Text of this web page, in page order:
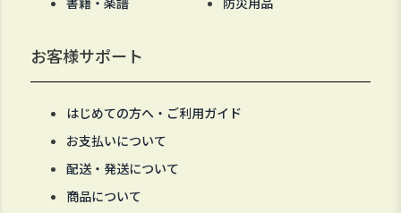
お客様サポート
はじめての方へ・ご利用ガイド
お支払いについて
配送・発送について
商品について